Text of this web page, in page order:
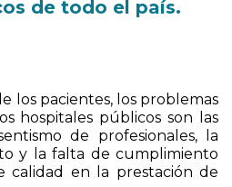
hospitales públicos son las
de profesionales, la
y la falta de cumplimiento
calidad en la prestación de